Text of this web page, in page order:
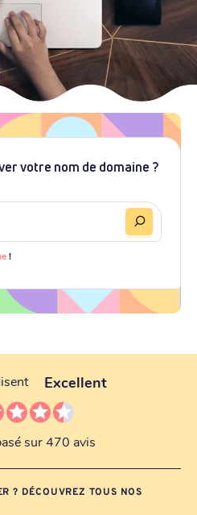
votre nom de domaine ?
!
Excellent
sur 470 avis
? DÉCOUVREZ TOUS NOS